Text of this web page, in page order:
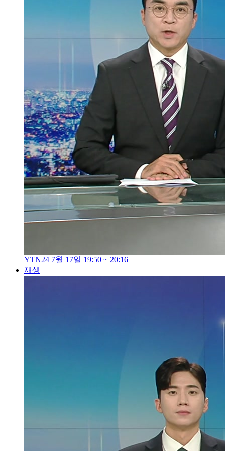
YTN24 7월 17일 19:50 ~ 20:16
재생